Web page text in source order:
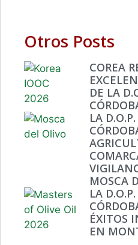
Otros Posts
COREA
DE LA
LA
MOSCA
LA
ÉXITOS
EN